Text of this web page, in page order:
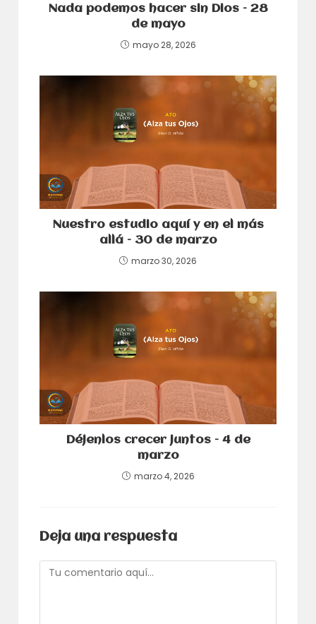
Nada podemos hacer sin Dios – 28
de mayo
mayo 28, 2026
Nuestro estudio aquí y en el más
allá – 30 de marzo
marzo 30, 2026
Déjenlos crecer juntos – 4 de
marzo
marzo 4, 2026
Deja una respuesta
Comentario